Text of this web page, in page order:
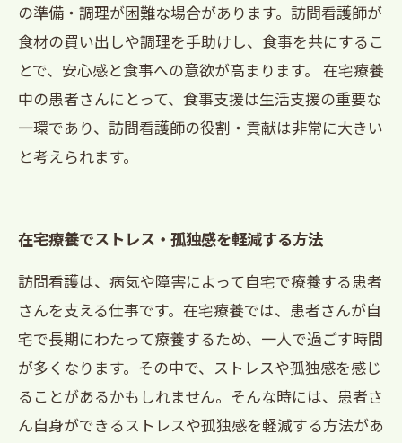
の準備・調理が困難な場合があります。訪問看護師が
食材の買い出しや調理を手助けし、食事を共にするこ
とで、安心感と食事への意欲が高まります。 在宅療養
中の患者さんにとって、食事支援は生活支援の重要な
一環であり、訪問看護師の役割・貢献は非常に大きい
と考えられます。
在宅療養でストレス・孤独感を軽減する方法
訪問看護は、病気や障害によって自宅で療養する患者
さんを支える仕事です。在宅療養では、患者さんが自
宅で長期にわたって療養するため、一人で過ごす時間
が多くなります。その中で、ストレスや孤独感を感じ
ることがあるかもしれません。そんな時には、患者さ
ん自身ができるストレスや孤独感を軽減する方法があ